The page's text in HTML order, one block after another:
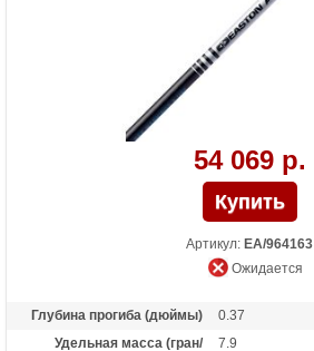
54 069 р.
Артикул: EA/964163
Ожидается
Глубина прогиба (дюймы)
0.37
Удельная масса (гран/
7.9